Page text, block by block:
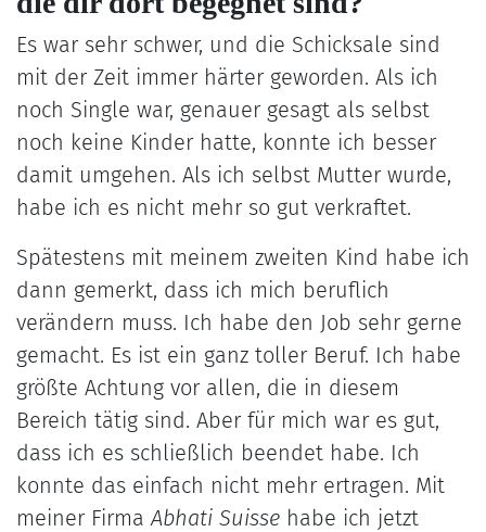
Es war sehr schwer, und die Schicksale sind
mit der Zeit immer härter geworden. Als ich
noch Single war, genauer gesagt als selbst
noch keine Kinder hatte, konnte ich besser
damit umgehen. Als ich selbst Mutter wurde,
habe ich es nicht mehr so gut verkraftet.
Spätestens mit meinem zweiten Kind habe ich
dann gemerkt, dass ich mich beruflich
verändern muss. Ich habe den Job sehr gerne
gemacht. Es ist ein ganz toller Beruf. Ich habe
größte Achtung vor allen, die in diesem
Bereich tätig sind. Aber für mich war es gut,
dass ich es schließlich beendet habe. Ich
konnte das einfach nicht mehr ertragen. Mit
meiner FirmaAbhati Suisse habe ich jetzt